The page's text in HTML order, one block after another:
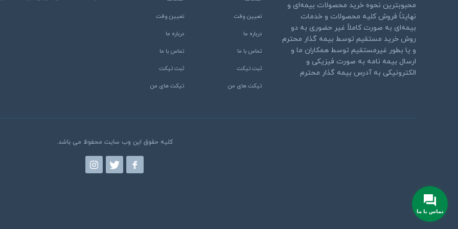
محبوبترین نحوه خرید محصولات بیمه‌ای و
نهایتاً فروش کلیه محصولات و خدمات
بیمه‌ای به صورت کاملاً غیر حضوری به دو
روش خرید مستقیم توسط بیمه گذار محترم
و یا بطور غیرمستقیم توسط همکاران ما و
ارسال بیمه نامه به صورت فیزیکی و
الکترونیکی به آدرس بیمه گذار محترم
تعیین وقت
درباره ما
تماس با ما
ثبت تیکت
تیکت های من
تعیین وقت
درباره ما
تماس با ما
ثبت تیکت
تیکت های من
کلیه حقوق این وب سایت محفوظ می باشد.
تماس با ما